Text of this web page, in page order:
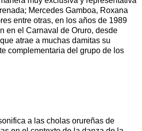
Mercedes Gamboa, Roxana
entre otras, en los años de 1989
en el Carnaval de Oruro, desde
atrae a muchas damitas su
complementaria del grupo de los
a las cholas orureñas de